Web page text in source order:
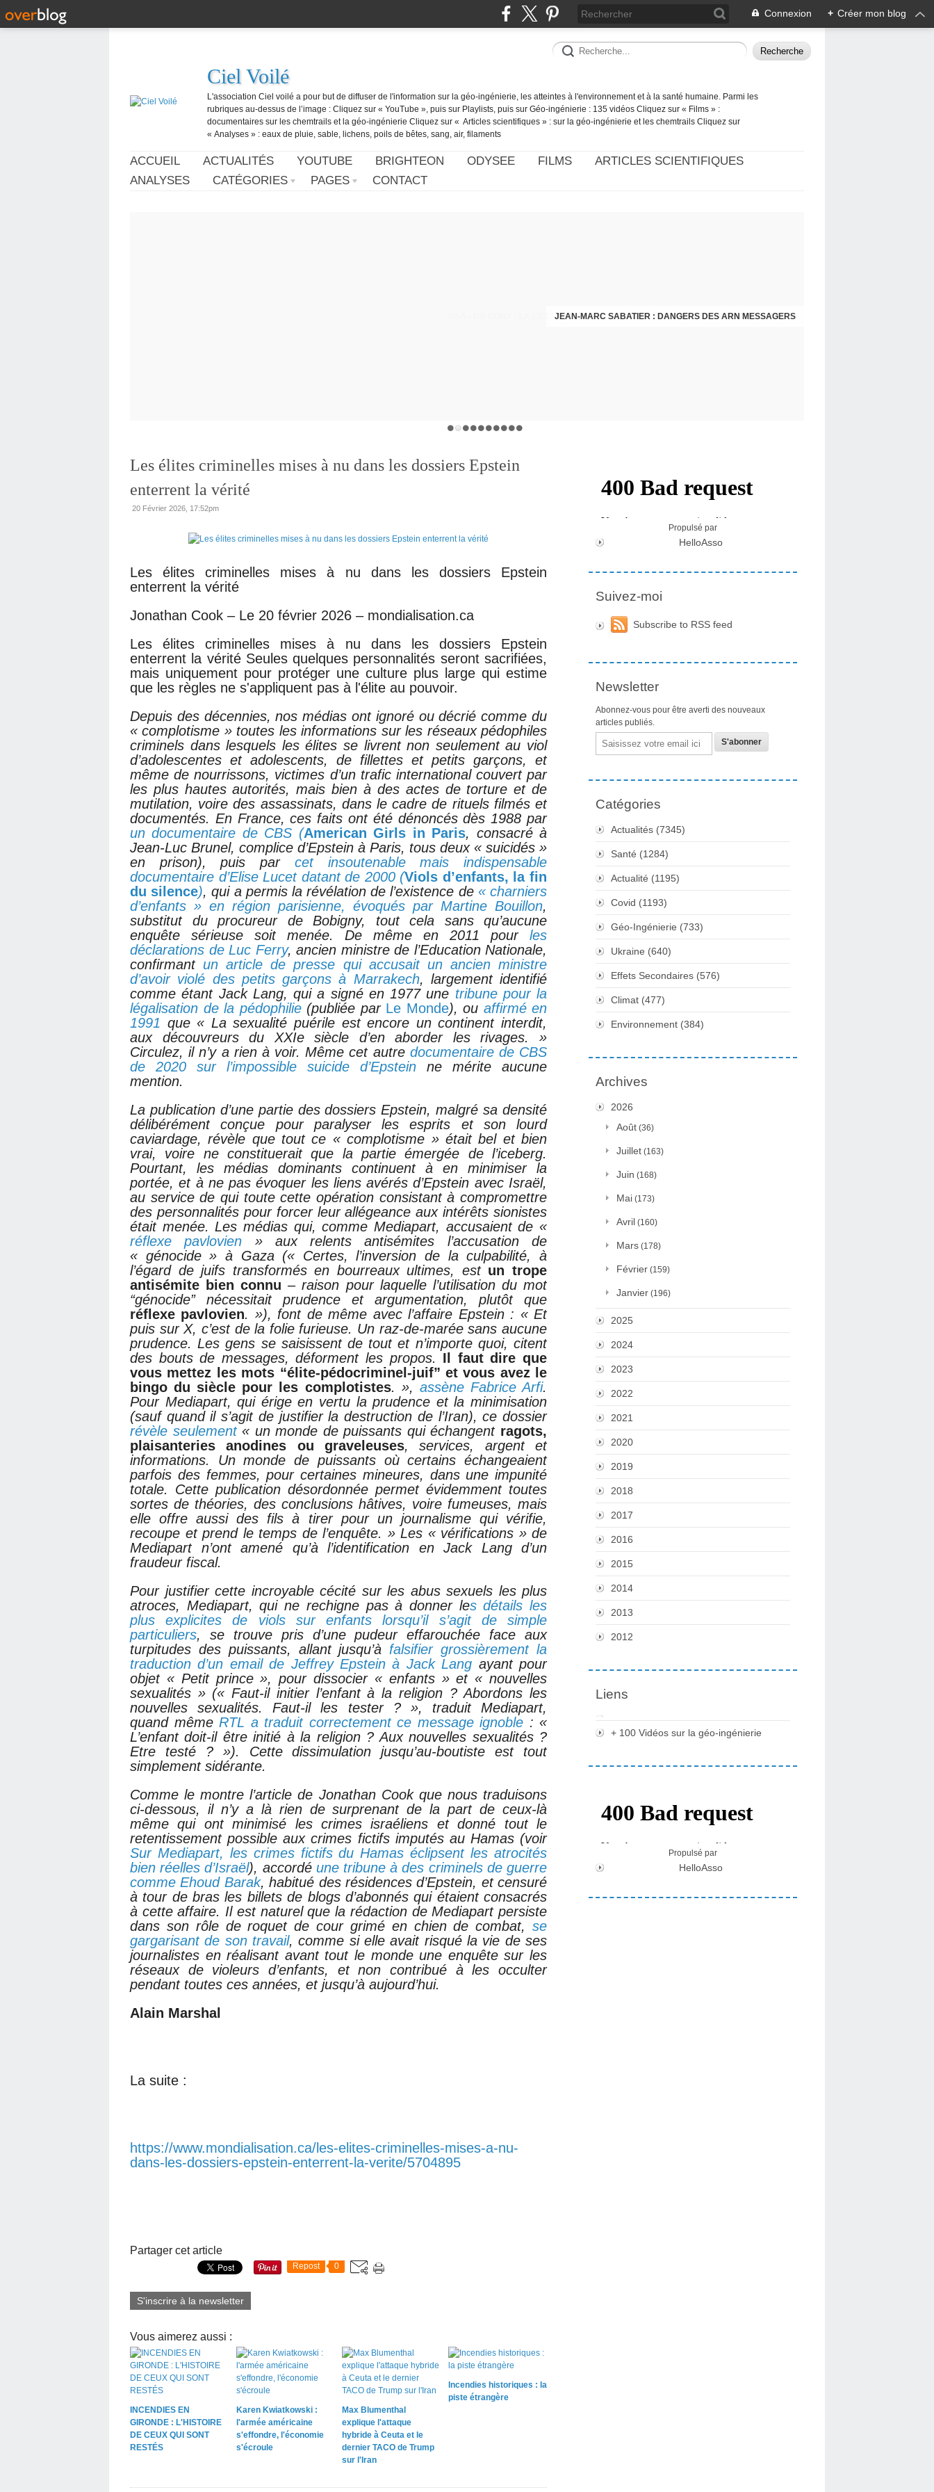
Connexion + Créer mon blog
Ciel Voilé
L'association Ciel voilé a pour but de diffuser de l'information sur la géo-ingénierie, les atteintes à l'environnement et à la santé humaine. Parmi les
rubriques au-dessus de l’image : Cliquez sur « YouTube », puis sur Playlists, puis sur Géo-ingénierie : 135 vidéos Cliquez sur « Films » :
documentaires sur les chemtrails et la géo-ingénierie Cliquez sur « Articles scientifiques » : sur la géo-ingénierie et les chemtrails Cliquez sur
« Analyses » : eaux de pluie, sable, lichens, poils de bêtes, sang, air, filaments
ACCUEIL ACTUALITÉS YOUTUBE BRIGHTEON ODYSEE FILMS
ARTICLES SCIENTIFIQUES
ANALYSES
CATÉGORIES PAGES CONTACT
JEAN-MARC SABATIER : DANGERS DES ARN MESSAGERS
USA - DR KORY : LA LICENCE DE SOIGNER OU RESPECTER LE SERMENT D'HIPPOCRATE CONTRE VENTS ET MARÉES
Les élites criminelles mises à nu dans les dossiers Epstein
enterrent la vérité
20 Février 2026, 17:52pm
Les élites criminelles mises à nu dans les dossiers Epstein
enterrent la vérité
Jonathan Cook – Le 20 février 2026 – mondialisation.ca
Les élites criminelles mises à nu dans les dossiers Epstein
enterrent la vérité Seules quelques personnalités seront sacrifiées,
mais uniquement pour protéger une culture plus large qui estime
que les règles ne s'appliquent pas à l'élite au pouvoir.
Depuis des décennies, nos médias ont ignoré ou décrié comme du
« complotisme » toutes les informations sur les réseaux pédophiles
criminels dans lesquels les élites se livrent non seulement au viol
d’adolescentes et adolescents, de fillettes et petits garçons, et
même de nourrissons, victimes d’un trafic international couvert par
les plus hautes autorités, mais bien à des actes de torture et de
mutilation, voire des assassinats, dans le cadre de rituels filmés et
documentés. En France, ces faits ont été dénoncés dès 1988 par
un documentaire de CBS (American Girls in Paris, consacré à
Jean-Luc Brunel, complice d’Epstein à Paris, tous deux « suicidés »
en prison), puis par cet insoutenable mais indispensable
documentaire d’Elise Lucet datant de 2000 (Viols d’enfants, la fin
du silence), qui a permis la révélation de l’existence de « charniers
d’enfants » en région parisienne, évoqués par Martine Bouillon,
substitut du procureur de Bobigny, tout cela sans qu’aucune
enquête sérieuse soit menée. De même en 2011 pour les
déclarations de Luc Ferry, ancien ministre de l’Education Nationale,
confirmant un article de presse qui accusait un ancien ministre
d’avoir violé des petits garçons à Marrakech, largement identifié
comme étant Jack Lang, qui a signé en 1977 une tribune pour la
légalisation de la pédophilie(publiée par Le Monde), ou affirmé en
1991 que « La sexualité puérile est encore un continent interdit,
aux découvreurs du XXIe siècle d’en aborder les rivages. »
Circulez, il n’y a rien à voir. Même cet autre documentaire de CBS
de 2020 sur l’impossible suicide d’Epstein ne mérite aucune
mention.
La publication d’une partie des dossiers Epstein, malgré sa densité
délibérément conçue pour paralyser les esprits et son lourd
caviardage, révèle que tout ce « complotisme » était bel et bien
vrai, voire ne constituerait que la partie émergée de l’iceberg.
Pourtant, les médias dominants continuent à en minimiser la
portée, et à ne pas évoquer les liens avérés d’Epstein avec Israël,
au service de qui toute cette opération consistant à compromettre
des personnalités pour forcer leur allégeance aux intérêts sionistes
était menée. Les médias qui, comme Mediapart, accusaient de «
réflexe pavlovien » aux relents antisémites l’accusation de
« génocide » à Gaza (« Certes, l’inversion de la culpabilité, à
l’égard de juifs transformés en bourreaux ultimes, est un trope
antisémite bien connu – raison pour laquelle l’utilisation du mot
“génocide” nécessitait prudence et argumentation, plutôt que
réflexe pavlovien. »), font de même avec l’affaire Epstein : « Et
puis sur X, c’est de la folie furieuse. Un raz-de-marée sans aucune
prudence. Les gens se saisissent de tout et n’importe quoi, citent
des bouts de messages, déforment les propos. Il faut dire que
vous mettez les mots “élite-pédocriminel-juif” et vous avez le
bingo du siècle pour les complotistes. », assène Fabrice Arfi.
Pour Mediapart, qui érige en vertu la prudence et la minimisation
(sauf quand il s’agit de justifier la destruction de l’Iran), ce dossier
révèle seulement« un monde de puissants qui échangent ragots,
plaisanteries anodines ou graveleuses, services, argent et
informations. Un monde de puissants où certains échangeaient
parfois des femmes, pour certaines mineures, dans une impunité
totale. Cette publication désordonnée permet évidemment toutes
sortes de théories, des conclusions hâtives, voire fumeuses, mais
elle offre aussi des fils à tirer pour un journalisme qui vérifie,
recoupe et prend le temps de l’enquête. » Les « vérifications » de
Mediapart n’ont amené qu’à l’identification en Jack Lang d’un
fraudeur fiscal.
Pour justifier cette incroyable cécité sur les abus sexuels les plus
atroces, Mediapart, qui ne rechigne pas à donner les détails les
plus explicites de viols sur enfants lorsqu’il s’agit de simple
particuliers, se trouve pris d’une pudeur effarouchée face aux
turpitudes des puissants, allant jusqu’à falsifier grossièrement la
traduction d’un email de Jeffrey Epstein à Jack Lang ayant pour
objet « Petit prince », pour dissocier « enfants » et « nouvelles
sexualités » (« Faut-il initier l’enfant à la religion ? Abordons les
nouvelles sexualités. Faut-il les tester ? », traduit Mediapart,
quand même RTL a traduit correctement ce message ignoble : «
L’enfant doit-il être initié à la religion ? Aux nouvelles sexualités ?
Etre testé ? »). Cette dissimulation jusqu’au-boutiste est tout
simplement sidérante.
Comme le montre l’article de Jonathan Cook que nous traduisons
ci-dessous, il n’y a là rien de surprenant de la part de ceux-là
même qui ont minimisé les crimes israéliens et donné tout le
retentissement possible aux crimes fictifs imputés au Hamas (voir
Sur Mediapart, les crimes fictifs du Hamas éclipsent les atrocités
bien réelles d’Israël), accordé une tribune à des criminels de guerre
comme Ehoud Barak, habitué des résidences d’Epstein, et censuré
à tour de bras les billets de blogs d’abonnés qui étaient consacrés
à cette affaire. Il est naturel que la rédaction de Mediapart persiste
dans son rôle de roquet de cour grimé en chien de combat, se
gargarisant de son travail, comme si elle avait risqué la vie de ses
journalistes en réalisant avant tout le monde une enquête sur les
réseaux de violeurs d’enfants, et non contribué à les occulter
pendant toutes ces années, et jusqu’à aujourd’hui.
Alain Marshal
La suite :
https://www.mondialisation.ca/les-elites-criminelles-mises-a-nu-
dans-les-dossiers-epstein-enterrent-la-verite/5704895
Partager cet article
Repost 0
S'inscrire à la newsletter
Vous aimerez aussi :
INCENDIES EN
GIRONDE : L'HISTOIRE
DE CEUX QUI SONT
RESTÉS
Karen Kwiatkowski :
l'armée américaine
s'effondre, l'économie
s'écroule
Max Blumenthal
explique l'attaque
hybride à Ceuta et le
dernier TACO de Trump
sur l'Iran
Incendies historiques : la
piste étrangère
Propulsé par
HelloAsso
Suivez-moi
Subscribe to RSS feed
Newsletter
Abonnez-vous pour être averti des nouveaux
articles publiés.
Email
Catégories
Actualités (7345)
Santé (1284)
Actualité (1195)
Covid (1193)
Géo-Ingénierie (733)
Ukraine (640)
Effets Secondaires (576)
Climat (477)
Environnement (384)
Archives
2026
Août (36)
Juillet (163)
Juin (168)
Mai (173)
Avril (160)
Mars (178)
Février (159)
Janvier (196)
2025
2024
2023
2022
2021
2020
2019
2018
2017
2016
2015
2014
2013
2012
Liens
+ 100 Vidéos sur la géo-ingénierie
Propulsé par
HelloAsso